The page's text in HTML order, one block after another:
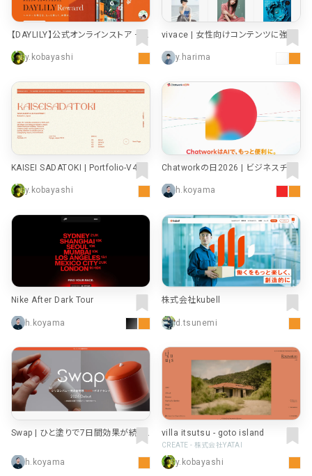
【DAYLILY】公式オンラインストア – D
y.kobayashi
vivace | 女性向けコンテンツに強い、
y.harima
KAISEI SADATOKI | Portfolio-V4
y.kobayashi
Chatworkの日2026 | ビジネスチャ
h.koyama
Nike After Dark Tour
h.koyama
株式会社kubell
d.tsunemi
Swap | ひと塗りで7日間効果が続く
h.koyama
villa itsutsu - goto island
CREATE - 株式会社YATAI
y.kobayashi